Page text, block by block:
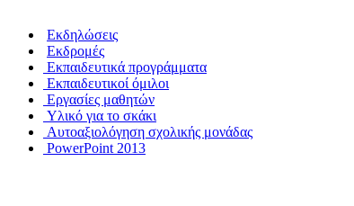
Εκδηλώσεις
Εκδρομές
Εκπαιδευτικά προγράμματα
Εκπαιδευτικοί όμιλοι
Εργασίες μαθητών
Υλικό για το σκάκι
Αυτοαξιολόγηση σχολικής μονάδας
PowerPoint 2013